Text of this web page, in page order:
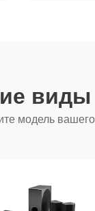
модель вашего